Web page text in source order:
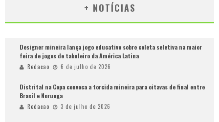
+ NOTÍCIAS
Designer mineira lança jogo educativo sobre coleta seletiva na maior
feira de jogos de tabuleiro da América Latina
Redacao 6 de julho de 2026
Distrital na Copa convoca a torcida mineira para oitavas de final entre
Brasil e Noruega
Redacao 3 de julho de 2026